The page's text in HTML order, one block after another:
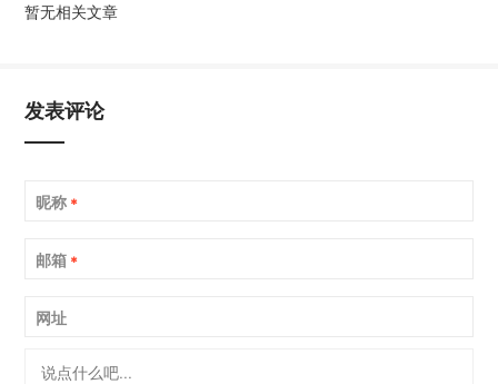
暂无相关文章
发表评论
昵称 *
邮箱 *
网址